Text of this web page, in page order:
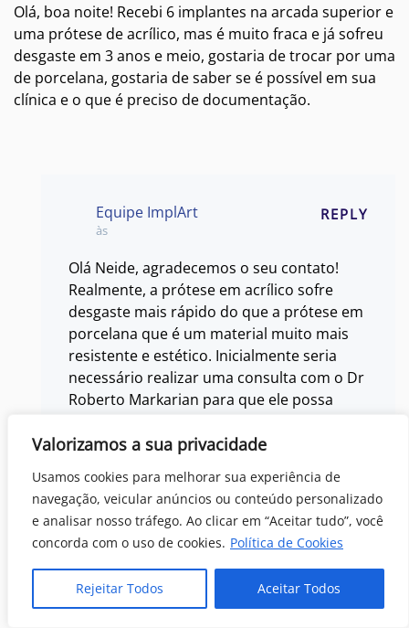
Valorizamos a sua privacidade
Usamos cookies para melhorar sua experiência de
navegação, veicular anúncios ou conteúdo personalizado
e analisar nosso tráfego. Ao clicar em “Aceitar tudo”, você
concorda com o uso de cookies. Política de Cookies
Rejeitar Todos Aceitar Todos
Olá, boa noite! Recebi 6 implantes na arcada superior e
uma prótese de acrílico, mas é muito fraca e já sofreu
desgaste em 3 anos e meio, gostaria de trocar por uma
de porcelana, gostaria de saber se é possível em sua
clínica e o que é preciso de documentação.
Equipe ImplArt
às
REPLY
Olá Neide, agradecemos o seu contato!
Realmente, a prótese em acrílico sofre
desgaste mais rápido do que a prótese em
porcelana que é um material muito mais
resistente e estético. Inicialmente seria
necessário realizar uma consulta com o Dr
Roberto Markarian para que ele possa
dentes e implantes. A quantidade de
então acreditamentos que já na primeira
consulta será possível realizar um
planejamento completo para troca da sua
prótese. Para sua comodidade, possuímos
um centro radiológico e laboratório de
prótese digital próprios. Você pode